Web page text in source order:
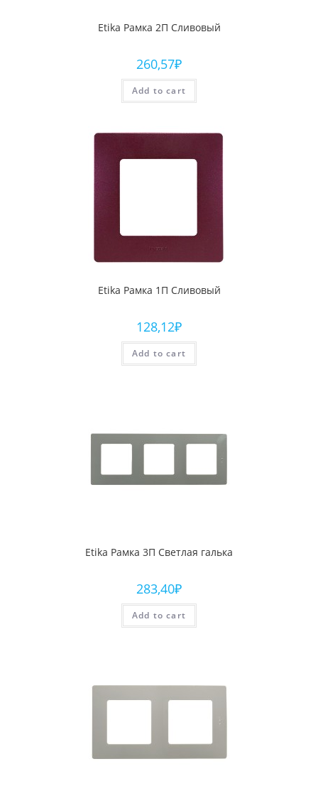
Etika Рамка 2П Сливовый
260,57₽
Add to cart
Etika Рамка 1П Сливовый
128,12₽
Add to cart
Etika Рамка 3П Светлая галька
283,40₽
Add to cart